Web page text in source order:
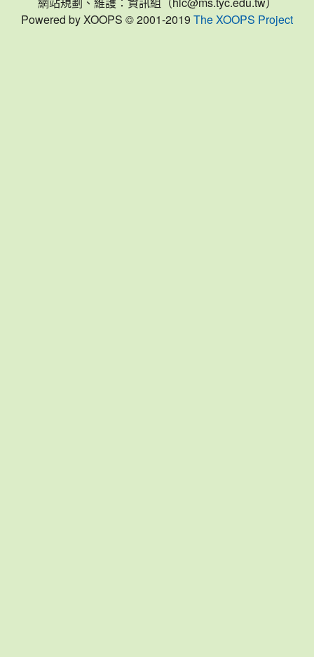
Powered by XOOPS © 2001-2019 The XOOPS Project